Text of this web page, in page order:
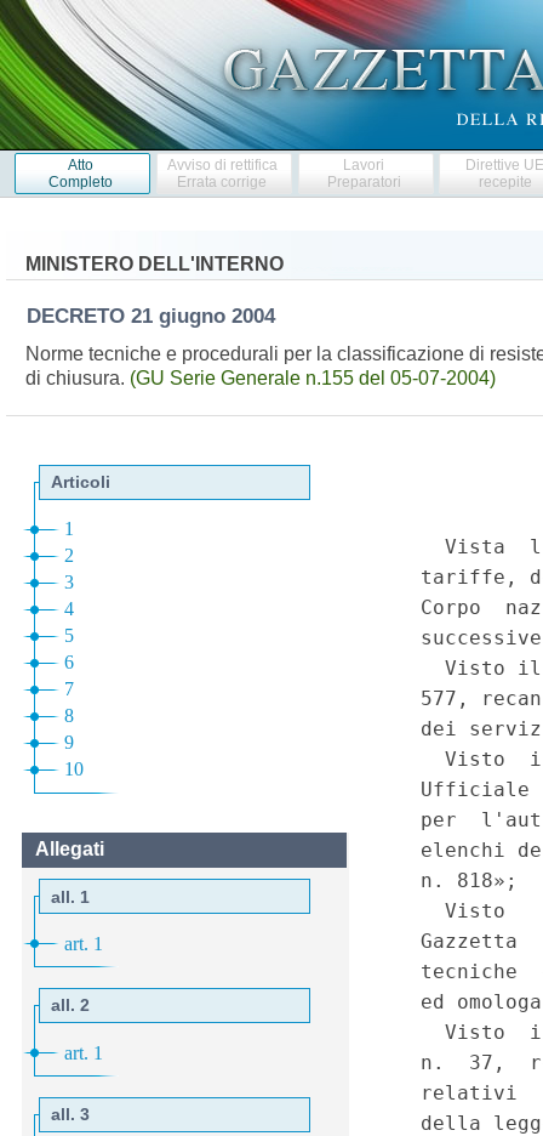
Atto
Completo
Avviso di rettifica
Errata corrige
Lavori
Preparatori
Direttive
recepite
MINISTERO DELL'INTERNO
DECRETO 21 giugno 2004
Norme tecniche e procedurali per la classificazione di
di chiusura. (GU Serie Generale n.155 del 05-07-2004)